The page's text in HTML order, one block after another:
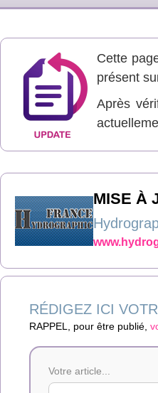
Cette
présent
Après
MISE À
RÉDIGEZ ICI
RAPPEL, pour être publié,
Votre article...